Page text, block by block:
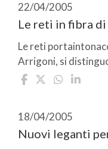
22/04/2005
Le reti in fibra
Le reti
Arrigoni, si
18/04/2005
Nuovi leganti